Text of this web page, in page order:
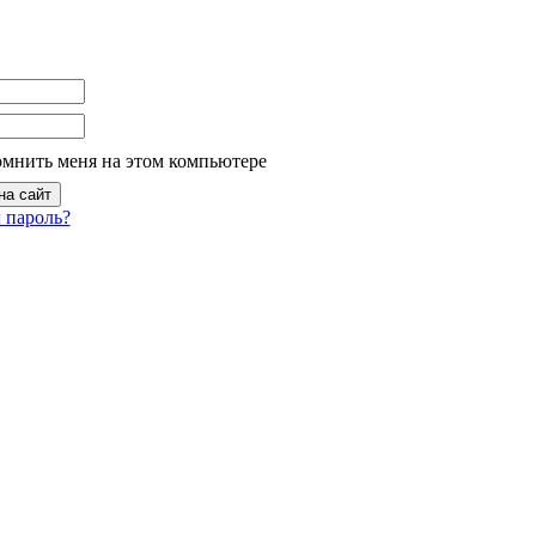
меня на этом компьютере